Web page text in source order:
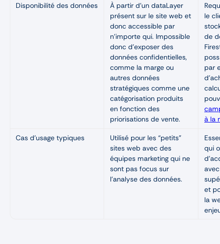
Disponibilité des données
À partir d’un dataLayer
présent sur le site web et
donc accessible par
n'importe qui. Impossible
donc d’exposer des
données confidentielles,
comme la marge ou
autres données
stratégiques comme une
catégorisation produits
en fonction des
priorisations de vente.
le
de
par
à la
Cas d’usage typiques
Utilisé pour les “petits”
sites web avec des
équipes marketing qui ne
sont pas focus sur
l’analyse des données.
qui
et
la